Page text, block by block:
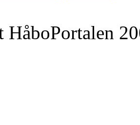
HåboPortalen